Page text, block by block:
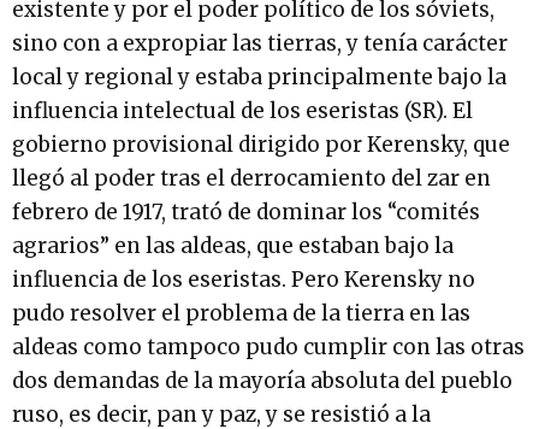
existente y por el poder político de los sóviets,
sino con a expropiar las tierras, y tenía carácter
local y regional y estaba principalmente bajo la
influencia intelectual de los eseristas (SR). El
gobierno provisional dirigido por Kerensky, que
llegó al poder tras el derrocamiento del zar en
febrero de 1917, trató de dominar los “comités
agrarios” en las aldeas, que estaban bajo la
influencia de los eseristas. Pero Kerensky no
pudo resolver el problema de la tierra en las
aldeas como tampoco pudo cumplir con las otras
dos demandas de la mayoría absoluta del pueblo
ruso, es decir, pan y paz, y se resistió a la